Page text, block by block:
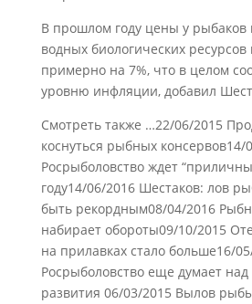
В прошлом году цены у
водных биологических
примерно на 7%, что в целом
уровню инфляции, добавил
Смотреть также …22/06/2015
коснуться рыбных консервов14/
Росрыболовство ждет
году14/06/2016 Шестаков: лов
быть рекордным08/04/2016
набирает обороты09/10/2015
на прилавках стало больше16/
Росрыболовство еще думает над
развития 06/03/2015 Вылов